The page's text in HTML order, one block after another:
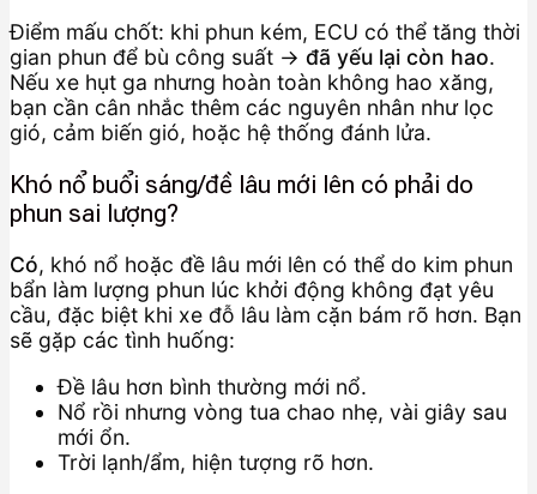
Điểm mấu chốt: khi phun kém, ECU có thể tăng thời
gian phun để bù công suất → đã yếu lại còn hao.
Nếu xe hụt ga nhưng hoàn toàn không hao xăng,
bạn cần cân nhắc thêm các nguyên nhân như lọc
gió, cảm biến gió, hoặc hệ thống đánh lửa.
Khó nổ buổi sáng/đề lâu mới lên có phải do
phun sai lượng?
Có, khó nổ hoặc đề lâu mới lên có thể do kim phun
bẩn làm lượng phun lúc khởi động không đạt yêu
cầu, đặc biệt khi xe đỗ lâu làm cặn bám rõ hơn. Bạn
sẽ gặp các tình huống:
Đề lâu hơn bình thường mới nổ.
Nổ rồi nhưng vòng tua chao nhẹ, vài giây sau
mới ổn.
Trời lạnh/ẩm, hiện tượng rõ hơn.